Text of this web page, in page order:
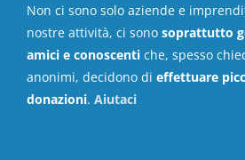
Non ci sono solo aziende e
nostre attività, ci sono soprattutto
amici e conoscenti che, spesso
anonimi, decidono di effettuare
donazioni. Aiutaci